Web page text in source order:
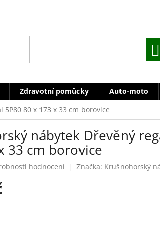
Zdravotní pomůcky Auto-moto
80 x 173 x 33 cm borovice
nábytek Dřevěný
33 cm borovice
hodnocení Značka: Krušnohorský